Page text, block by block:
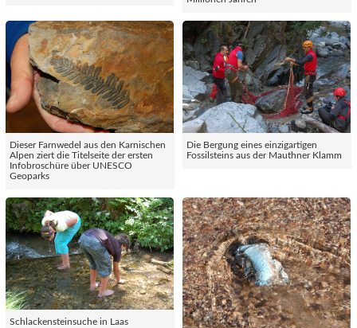
Dieser Farnwedel aus den Karnischen
Alpen ziert die Titelseite der ersten
Infobroschüre über UNESCO
Geoparks
Die Bergung eines einzigartigen
Fossilsteins aus der Mauthner Klamm
Schlackensteinsuche in Laas